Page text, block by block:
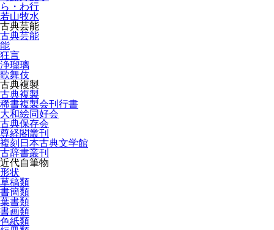
ら・わ行
若山牧水
古典芸能
古典芸能
能
狂言
浄瑠璃
歌舞伎
古典複製
古典複製
稀書複製会刊行書
大和絵同好会
古典保存会
尊経閣叢刊
複刻日本古典文学館
古辞書叢刊
近代自筆物
形状
草稿類
書簡類
葉書類
書画類
色紙類